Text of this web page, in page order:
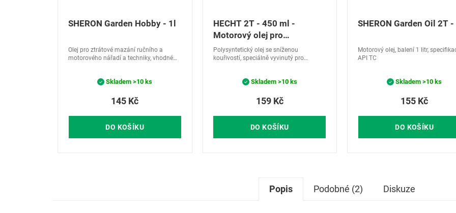
SHERON Garden Hobby - 1l
145 Kč
DO KOŠÍKU
Olej pro ztrátové mazání ručního a
motorového nářadí a techniky, vhodné
Skladem>10 ks
HECHT 2T - 450 ml -
Motorový olej pro
dvoutaktní motory
159 Kč
DO KOŠÍKU
Polysyntetický olej se sníženou
kouřivostí, speciálně vyvinutý pro
Snížená kouřivost.Skladem >10 ks
SHERON Garden Oil 2T -
155 Kč
DO KOŠÍKU
Motorový olej, balení 1 litr,
API TC
Skladem>10 ks
Popis Podobné (2) Diskuze